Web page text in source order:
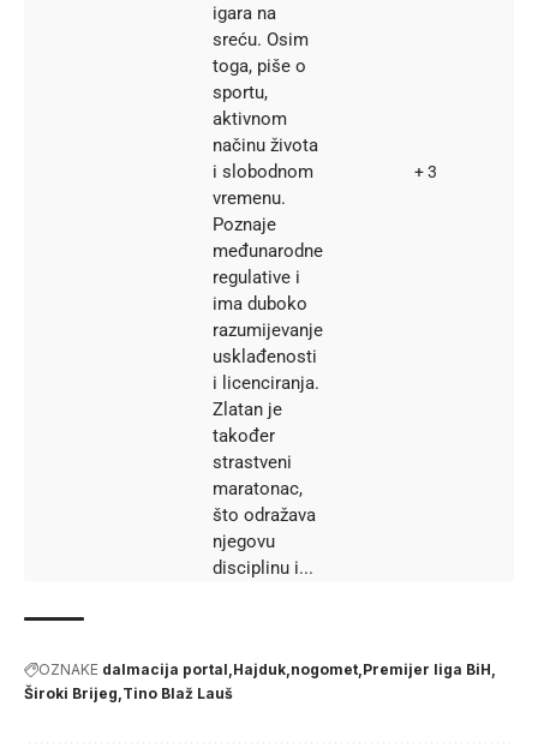
igara na
sreću. Osim
toga, piše o
sportu,
aktivnom
načinu života
i slobodnom
vremenu.
Poznaje
međunarodne
regulative i
ima duboko
razumijevanje
usklađenosti
i licenciranja.
Zlatan je
također
strastveni
maratonac,
što odražava
njegovu
disciplinu i...
+ 3
OZNAKE dalmacija portal Hajduk nogomet Premijer liga BiH
Široki Brijeg Tino Blaž Lauš